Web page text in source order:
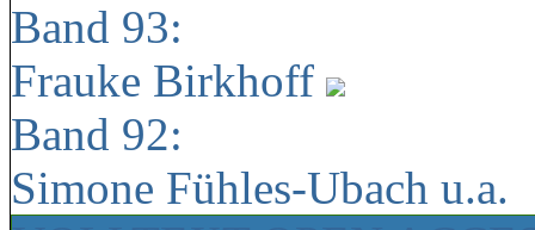
Band 93:
Frauke Birkhoff
Band 92:
Simone Fühles-Ubach u.a.